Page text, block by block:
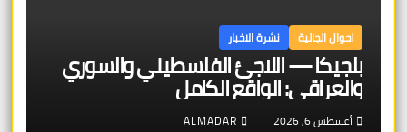
احوال الجالية نشرة الاخبار
بلجيكا — اللاجئ الفلسطيني والسوري
والعراقي: الواقع الكامل
أغسطس 6, 2026 ALMADAR